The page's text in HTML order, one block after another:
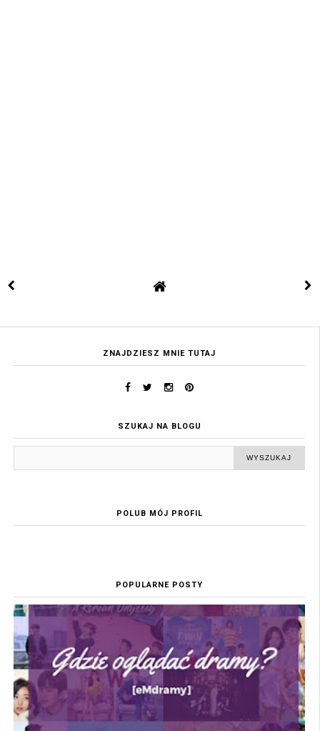
ZNAJDZIESZ MNIE TUTAJ
SZUKAJ NA BLOGU
POLUB MÓJ PROFIL
POPULARNE POSTY